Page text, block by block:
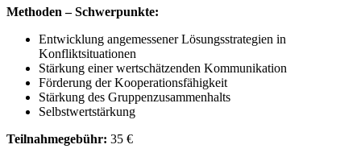
Methoden – Schwerpunkte:
Entwicklung angemessener Lösungsstrategien in
Konfliktsituationen
Stärkung einer wertschätzenden Kommunikation
Förderung der Kooperationsfähigkeit
Stärkung des Gruppenzusammenhalts
Selbstwertstärkung
Teilnahmegebühr: 35 €